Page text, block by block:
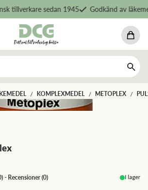
tillverkare sedan 1945 Godkänd av
/ KOMPLEXMEDEL / METOPLEX /
- Recensioner(0) I lager